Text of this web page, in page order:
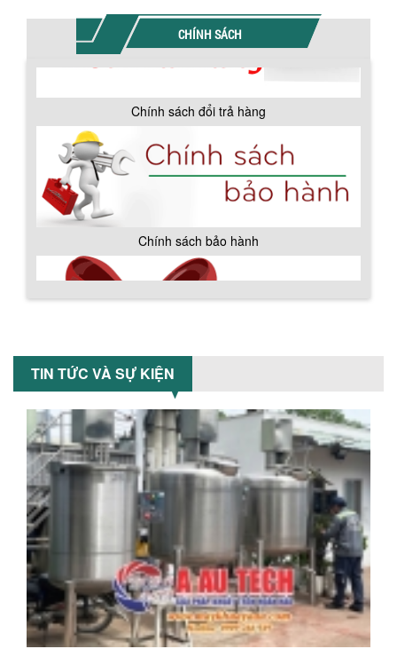
CHÍNH SÁCH
Chính sách đổi trả hàng
Chính sách bảo hành
Chính sách giao hàng
TIN TỨC VÀ SỰ KIỆN
Bồn chứa giải nhiệt sơn, mực in có cấu
tạo gồm 2 lớp inox và được dùng để
làm giảm nhiệt độ của nguyên...
MÁY TRỘN BỘT KHÔ 200KG
Máy trộn bột khô 200kg được gia công
sản xuất tại công ty Á Âu. Máy dùng
trộn các loại bột khô trong các ngành...
VÌ SAO DOANH NGHIỆP NÊN CHỌN MÁY
NGHIỀN MÀU SƠN Á ÂU?
Khám phá lý do doanh nghiệp nên
chọn máy nghiền màu sơn Á Âu: hiệu
suất cao, kiểm soát nhiệt tốt, tiết kiệm
chi...